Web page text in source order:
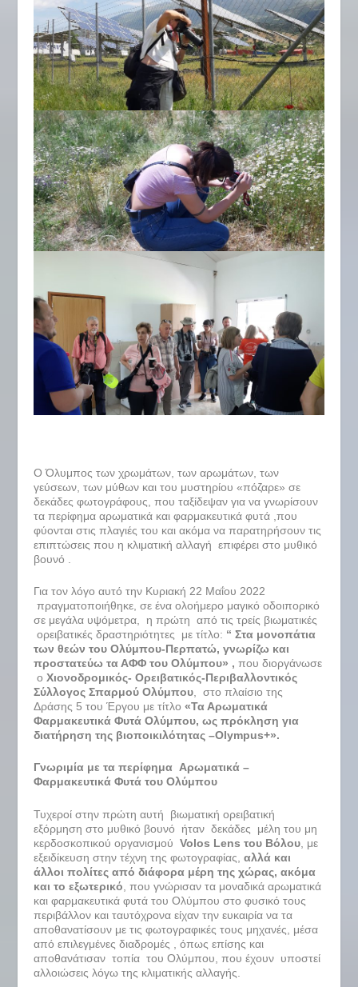
Ο Όλυμπος των χρωμάτων, των αρωμάτων, των
γεύσεων, των μύθων και του μυστηρίου «πόζαρε» σε
δεκάδες φωτογράφους, που ταξίδεψαν για να γνωρίσουν
τα περίφημα αρωματικά και φαρμακευτικά φυτά ,που
φύονται στις πλαγιές του και ακόμα να παρατηρήσουν τις
επιπτώσεις που η κλιματική αλλαγή επιφέρει στο μυθικό
βουνό .
Για τον λόγο αυτό την Κυριακή 22 Μαΐου 2022
πραγματοποιήθηκε, σε ένα ολοήμερο μαγικό οδοιπορικό
σε μεγάλα υψόμετρα, η πρώτη από τις τρείς βιωματικές
ορειβατικές δραστηριότητες με τίτλο: “ Στα μονοπάτια
των θεών του Ολύμπου-Περπατώ, γνωρίζω και
προστατεύω τα ΑΦΦ του Ολύμπου» ,που διοργάνωσε
οΧιονοδρομικός- Ορειβατικός-Περιβαλλοντικός
Σύλλογος Σπαρμού Ολύμπου , στο πλαίσιο της
Δράσης 5 του Έργου με τίτλο«Τα Αρωματικά
Φαρμακευτικά Φυτά Ολύμπου, ως πρόκληση για
διατήρηση της βιοποικιλότητας –Olympus+».
Γνωριμία με τα περίφημα Αρωματικά –
Φαρμακευτικά Φυτά του Ολύμπου
Τυχεροί στην πρώτη αυτή βιωματική ορειβατική
εξόρμηση στο μυθικό βουνό ήταν δεκάδες μέλη του μη
κερδοσκοπικού οργανισμούVolos Lens του Βόλου , με
εξειδίκευση στην τέχνη της φωτογραφίας,αλλά και
άλλοι πολίτες από διάφορα μέρη της χώρας, ακόμα
και το εξωτερικό , που γνώρισαν τα μοναδικά αρωματικά
και φαρμακευτικά φυτά του Ολύμπου στο φυσικό τους
περιβάλλον και ταυτόχρονα είχαν την ευκαιρία να τα
αποθανατίσουν με τις φωτογραφικές τους μηχανές, μέσα
από επιλεγμένες διαδρομές , όπως επίσης και
αποθανάτισαν τοπία του Ολύμπου, που έχουν υποστεί
αλλοιώσεις λόγω της κλιματικής αλλαγής.